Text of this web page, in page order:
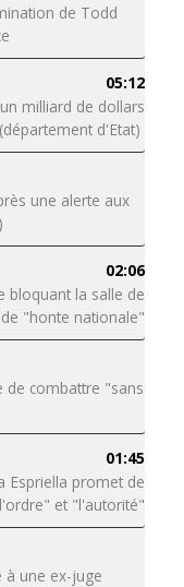
de Todd
05:12
milliard de dollars
d'Etat)
une alerte aux
02:06
bloquant la salle de
"honte nationale"
de combattre "sans
01:45
Espriella promet de
et "l'autorité"
à une ex-juge